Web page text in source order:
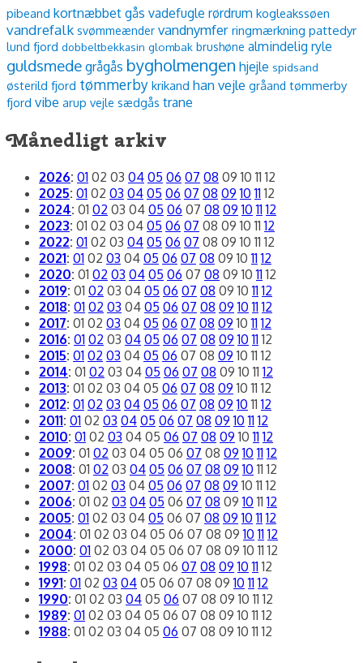
pibeand kortnæbbet gås vadefugle rørdrum kogleakssøen
vandrefalk svømmeænder vandnymfer ringmærkning pattedyr
lund fjord dobbeltbekkasin glombak brushøne almindelig ryle
guldsmede grågås bygholmengen hjejle spidsand
østerild fjord tømmerby krikand han vejle gråand tømmerby
fjord vibe arup vejle sædgås trane
Månedligt arkiv
2026: 01 02 03 04 05 06 07 08 09 10 11 12
2025: 01 02 03 04 05 06 07 08 09 10 11 12
2024: 01 02 03 04 05 06 07 08 09 10 11 12
2023: 01 02 03 04 05 06 07 08 09 10 11 12
2022: 01 02 03 04 05 06 07 08 09 10 11 12
2021: 01 02 03 04 05 06 07 08 09 10 11 12
2020: 01 02 03 04 05 06 07 08 09 10 11 12
2019: 01 02 03 04 05 06 07 08 09 10 11 12
2018: 01 02 03 04 05 06 07 08 09 10 11 12
2017: 01 02 03 04 05 06 07 08 09 10 11 12
2016: 01 02 03 04 05 06 07 08 09 10 11 12
2015: 01 02 03 04 05 06 07 08 09 10 11 12
2014: 01 02 03 04 05 06 07 08 09 10 11 12
2013: 01 02 03 04 05 06 07 08 09 10 11 12
2012: 01 02 03 04 05 06 07 08 09 10 11 12
2011: 01 02 03 04 05 06 07 08 09 10 11 12
2010: 01 02 03 04 05 06 07 08 09 10 11 12
2009: 01 02 03 04 05 06 07 08 09 10 11 12
2008: 01 02 03 04 05 06 07 08 09 10 11 12
2007: 01 02 03 04 05 06 07 08 09 10 11 12
2006: 01 02 03 04 05 06 07 08 09 10 11 12
2005: 01 02 03 04 05 06 07 08 09 10 11 12
2004: 01 02 03 04 05 06 07 08 09 10 11 12
2000: 01 02 03 04 05 06 07 08 09 10 11 12
1998: 01 02 03 04 05 06 07 08 09 10 11 12
1991: 01 02 03 04 05 06 07 08 09 10 11 12
1990: 01 02 03 04 05 06 07 08 09 10 11 12
1989: 01 02 03 04 05 06 07 08 09 10 11 12
1988: 01 02 03 04 05 06 07 08 09 10 11 12